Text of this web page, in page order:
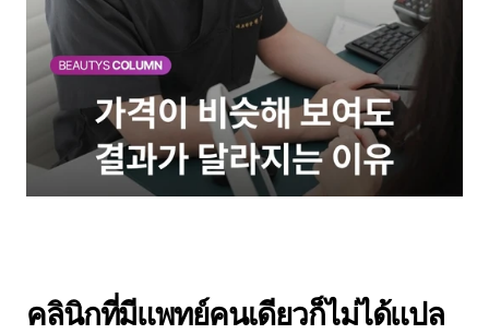
คลินิกที่มีแพทย์คนเดียวก็ไม่ได้แปล